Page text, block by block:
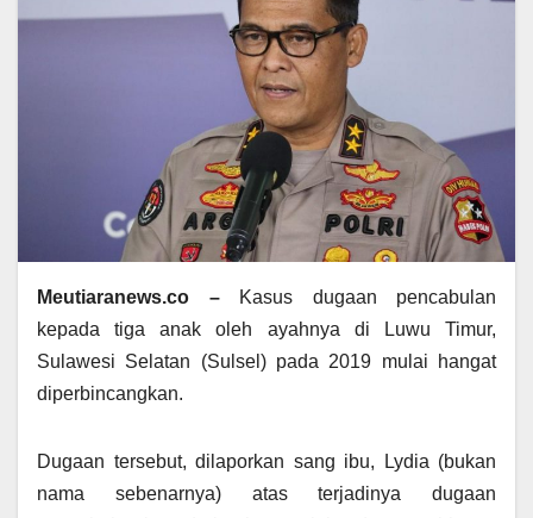
Meutiaranews.co –
Kasus dugaan pencabulan
kepada tiga anak oleh ayahnya di Luwu Timur,
Sulawesi Selatan (Sulsel) pada 2019 mulai hangat
diperbincangkan.
Dugaan tersebut, dilaporkan sang ibu, Lydia (bukan
nama sebenarnya) atas terjadinya dugaan